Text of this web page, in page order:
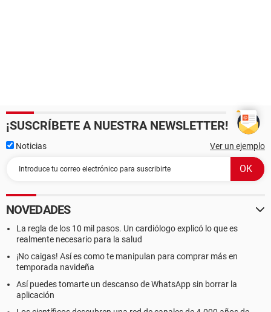
¡SUSCRÍBETE A NUESTRA NEWSLETTER!
Noticias Ver un ejemplo
NOVEDADES
La regla de los 10 mil pasos. Un cardiólogo explicó lo que es
realmente necesario para la salud
¡No caigas! Así es como te manipulan para comprar más en
temporada navideña
Así puedes tomarte un descanso de WhatsApp sin borrar la
aplicación